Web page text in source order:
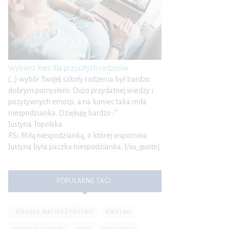
Wybierz kurs dla przyszłych rodziców
(…) wybór Twojej szkoły rodzenia był bardzo
dobrym pomysłem. Dużo przydatnej wiedzy i
pozytywnych emocji, a na koniec taka miła
niespodzianka. Dziękuję bardzo :*
Justyna Topolska
P.S.: Miłą niespodzianką, o której wspomina
Justyna była paczka niespodzianka. [/su_quote]
POPULARNE TAGI:
. KSIĄŻKA MACIERZYŃSTWO ANIELNO